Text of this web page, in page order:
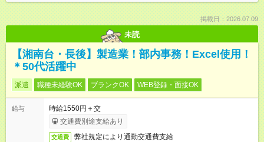
掲載日：2026.07.09
未読
【湘南台・長後】製造業！部内事務！Excel使用！
＊50代活躍中
派遣 職種未経験OK ブランクOK WEB登録・面接OK
給与
時給1550円＋交
交通費別途支給あり
交通費 弊社規定により通勤交通費支給